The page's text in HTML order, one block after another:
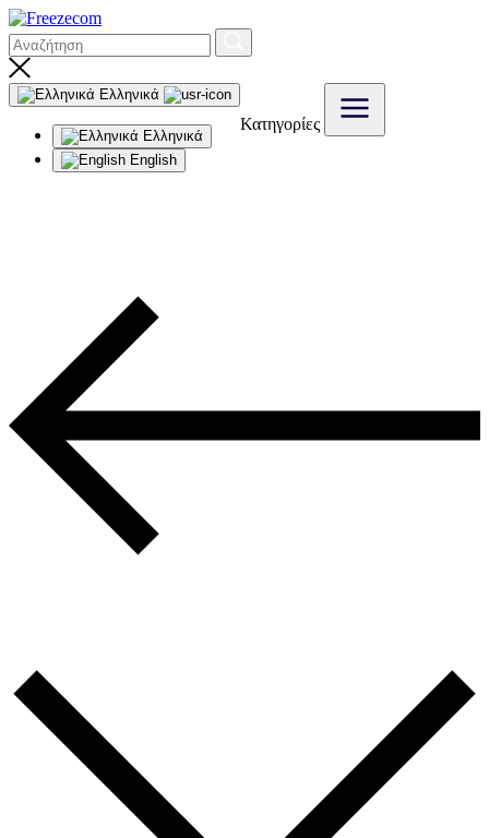
Ελληνικά
Ελληνικά
English
Κατηγορίες